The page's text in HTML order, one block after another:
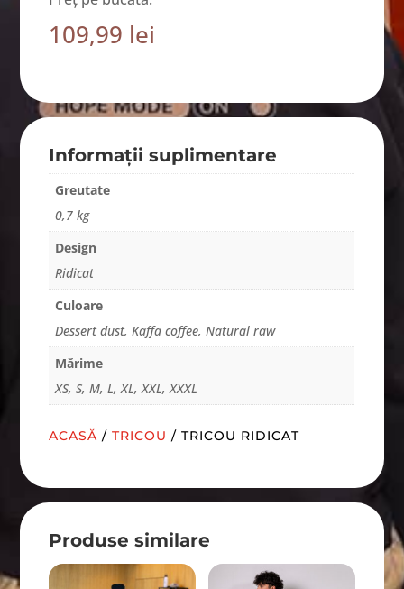
109,99 lei
Informații suplimentare
Greutate
0,7 kg
Design
Ridicat
Culoare
Dessert dust, Kaffa coffee, Natural raw
Mărime
XS, S, M, L, XL, XXL, XXXL
ACASĂ /TRICOU / TRICOU RIDICAT
Produse similare